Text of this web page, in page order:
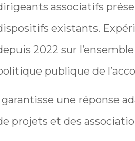
associatifs
existants.
2022 sur
publique de
garantisse une réponse
projets et des